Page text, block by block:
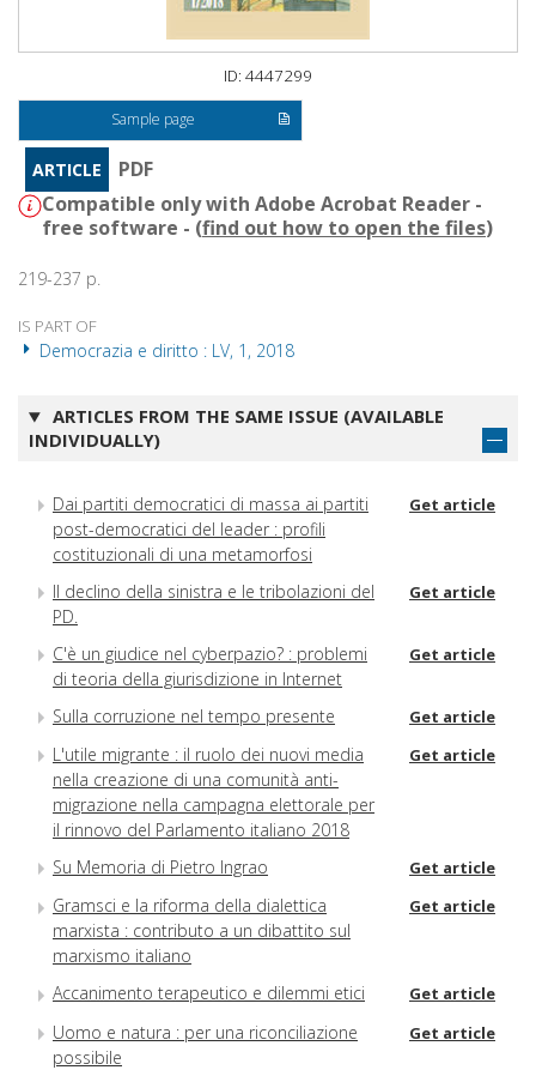
ID: 4447299
Sample page
ARTICLE
PDF
Compatible only with Adobe Acrobat Reader -
free software - (find out how to open the files)
219-237 p.
IS PART OF
Democrazia e diritto : LV, 1, 2018
ARTICLES FROM THE SAME ISSUE (AVAILABLE
INDIVIDUALLY)
Dai partiti democratici di massa ai partiti
post-democratici del leader : profili
costituzionali di una metamorfosi
Get article
Il declino della sinistra e le tribolazioni del
PD.
Get article
C'è un giudice nel cyberpazio? : problemi
di teoria della giurisdizione in Internet
Get article
Sulla corruzione nel tempo presente Get article
L'utile migrante : il ruolo dei nuovi media
nella creazione di una comunità anti-
migrazione nella campagna elettorale per
il rinnovo del Parlamento italiano 2018
Get article
Su Memoria di Pietro Ingrao Get article
Gramsci e la riforma della dialettica
marxista : contributo a un dibattito sul
marxismo italiano
Get article
Accanimento terapeutico e dilemmi etici Get article
Uomo e natura : per una riconciliazione
possibile
Get article